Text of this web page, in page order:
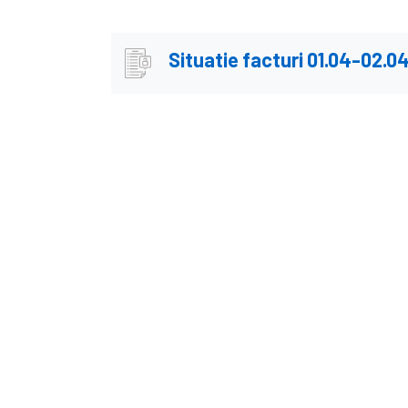
Situatie facturi 01.04-